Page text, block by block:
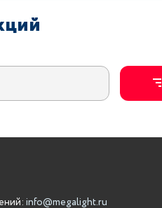
info@megalight.ru